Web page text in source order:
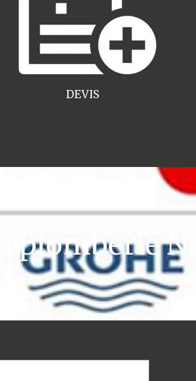
DEVIS
plomberie